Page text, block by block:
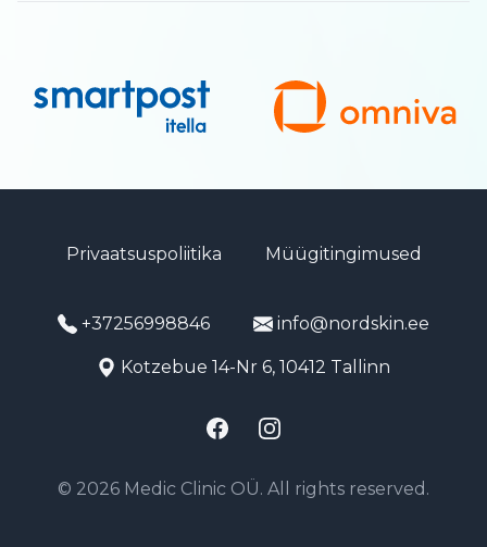
Privaatsuspoliitika Müügitingimused
+37256998846 info@nordskin.ee
Kotzebue 14-Nr 6, 10412 Tallinn
FacebookInstagram
© 2026 Medic Clinic OÜ. All rights reserved.